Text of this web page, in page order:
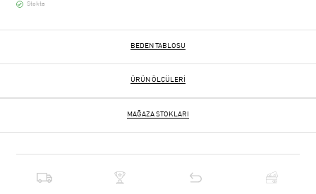
Stokta
BEDEN TABLOSU
ÜRÜN ÖLÇÜLERI
MAĞAZA STOKLARI